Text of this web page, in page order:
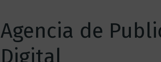
Agencia de
Digital